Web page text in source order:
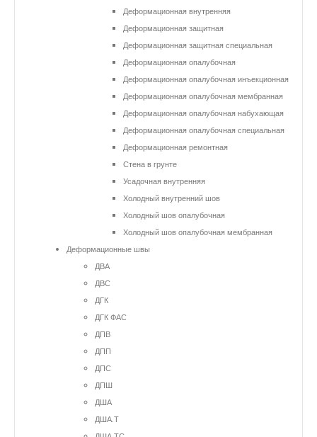
Деформационная внутренняя
Деформационная защитная
Деформационная защитная специальная
Деформационная опалубочная
Деформационная опалубочная инъекционная
Деформационная опалубочная мембранная
Деформационная опалубочная набухающая
Деформационная опалубочная специальная
Деформационная ремонтная
Стена в грунте
Усадочная внутренняя
Холодный внутренний шов
Холодный шов опалубочная
Холодный шов опалубочная мембранная
Деформационные швы
ДВА
ДВС
ДГК
ДГК ФАС
ДПВ
ДПП
ДПС
ДПШ
ДША
ДША.Т